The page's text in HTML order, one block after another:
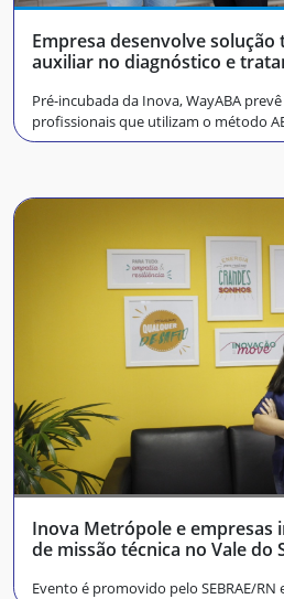
Empresa desenvolve solução
auxiliar no diagnóstico e
Pré-incubada da Inova, WayABA
profissionais que utilizam o método
Inova Metrópole e empresas
de missão técnica no Vale do
Evento é promovido pelo SEBRAE/